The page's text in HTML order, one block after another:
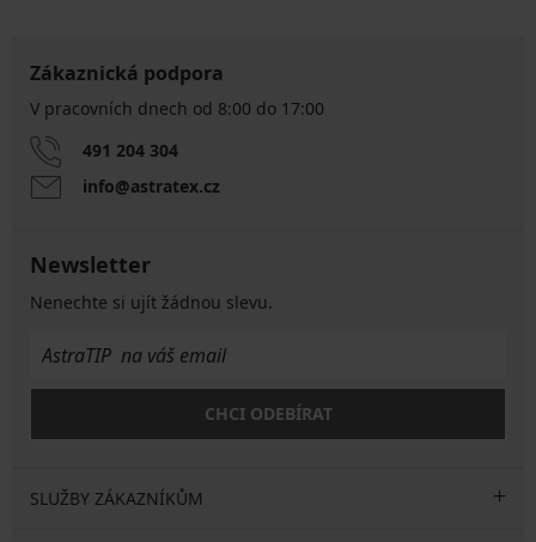
Zákaznická podpora
V pracovních dnech od 8:00 do 17:00
491 204 304
info@astratex.cz
Newsletter
Nenechte si ujít žádnou slevu.
CHCI ODEBÍRAT
SLUŽBY ZÁKAZNÍKŮM